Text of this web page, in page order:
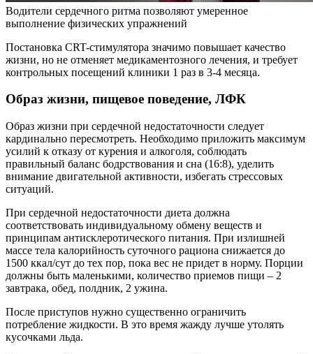
Водители сердечного ритма позволяют умеренное
выполнение физических упражнений
Постановка CRT-стимулятора значимо повышает качество
жизни, но не отменяет медикаментозного лечения, и требует
контрольных посещений клиники 1 раз в 3-4 месяца.
Образ жизни, пищевое поведение, ЛФК
Образ жизни при сердечной недостаточности следует
кардинально пересмотреть. Необходимо приложить максимум
усилий к отказу от курения и алкоголя, соблюдать
правильный баланс бодрствования и сна (16:8), уделить
внимание двигательной активности, избегать стрессовых
ситуаций.
При сердечной недостаточности диета должна
соответствовать индивидуальному обмену веществ и
принципам антисклеротического питания. При излишней
массе тела калорийность суточного рациона снижается до
1500 ккал/сут до тех пор, пока вес не придет в норму. Порции
должны быть маленькими, количество приемов пищи – 2
завтрака, обед, полдник, 2 ужина.
После приступов нужно существенно ограничить
потребление жидкости. В это время жажду лучше утолять
кусочками льда.